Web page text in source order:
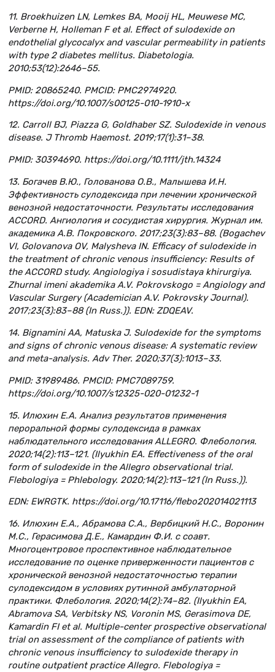
11. Broekhuizen LN, Lemkes BA, Mooij HL, Meuwese MC,
Verberne H, Holleman F et al. Effect of sulodexide on
endothelial glycocalyx and vascular permeability in patients
with type 2 diabetes mellitus. Diabetologia.
2010;53(12):2646–55.
PMID: 20865240. PMCID: PMC2974920.
https://doi.org/10.1007/s00125-010-1910-x
12. Carroll BJ, Piazza G, Goldhaber SZ. Sulodexide in venous
disease. J Thromb Haemost. 2019;17(1):31–38.
PMID: 30394690. https://doi.org/10.1111/jth.14324
13. Богачев В.Ю., Голованова О.В., Малышева И.Н.
Эффективность сулодексида при лечении хронической
венозной недостаточности. Результаты исследования
ACCORD. Ангиология и сосудистая хирургия. Журнал им.
академика А.В. Покровского. 2017;23(3):83–88. (Bogachev
VI, Golovanova OV, Malysheva IN. Efficacy of sulodexide in
the treatment of chronic venous insufficiency: Results of
the ACCORD study. Angiologiya i sosudistaya khirurgiya.
Zhurnal imeni akademika A.V. Pokrovskogo = Angiology and
Vascular Surgery (Academician A.V. Pokrovsky Journal).
2017;23(3):83–88 (In Russ.)). EDN: ZDQEAV.
14. Bignamini AA, Matuska J. Sulodexide for the symptoms
and signs of chronic venous disease: A systematic review
and meta-analysis. Adv Ther. 2020;37(3):1013–33.
PMID: 31989486. PMCID: PMC7089759.
https://doi.org/10.1007/s12325-020-01232-1
15. Илюхин Е.А. Анализ результатов применения
пероральной формы сулодексида в рамках
наблюдательного исследования ALLEGRO. Флебология.
2020;14(2):113–121. (Ilyukhin EA. Effectiveness of the oral
form of sulodexide in the Allegro observational trial.
Flebologiya = Phlebology. 2020;14(2):113–121 (In Russ.)).
EDN: EWRGTK. https://doi.org/10.17116/flebo202014021113
16. Илюхин Е.А., Абрамова С.А., Вербицкий Н.С., Воронин
М.С., Герасимова Д.Е., Камардин Ф.И. с соавт.
Многоцентровое проспективное наблюдательное
исследование по оценке приверженности пациентов с
хронической венозной недостаточностью терапии
сулодексидом в условиях рутинной амбулаторной
практики. Флебология. 2020;14(2):74–82. (Ilyukhin EA,
Abramova SA, Verbitsky NS, Voronin MS, Gerasimova DE,
Kamardin FI et al. Multiple-center prospective observational
trial on assessment of the compliance of patients with
chronic venous insufficiency to sulodexide therapy in
routine outpatient practice Allegro. Flebologiya =